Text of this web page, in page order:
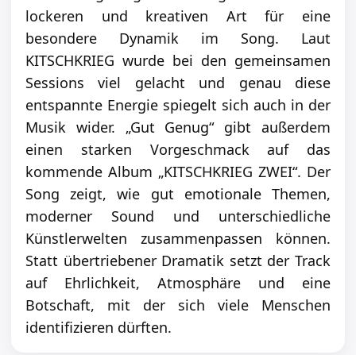
lockeren und kreativen Art für eine
besondere Dynamik im Song. Laut
KITSCHKRIEG wurde bei den gemeinsamen
Sessions viel gelacht und genau diese
entspannte Energie spiegelt sich auch in der
Musik wider. „Gut Genug“ gibt außerdem
einen starken Vorgeschmack auf das
kommende Album „KITSCHKRIEG ZWEI“. Der
Song zeigt, wie gut emotionale Themen,
moderner Sound und unterschiedliche
Künstlerwelten zusammenpassen können.
Statt übertriebener Dramatik setzt der Track
auf Ehrlichkeit, Atmosphäre und eine
Botschaft, mit der sich viele Menschen
identifizieren dürften.